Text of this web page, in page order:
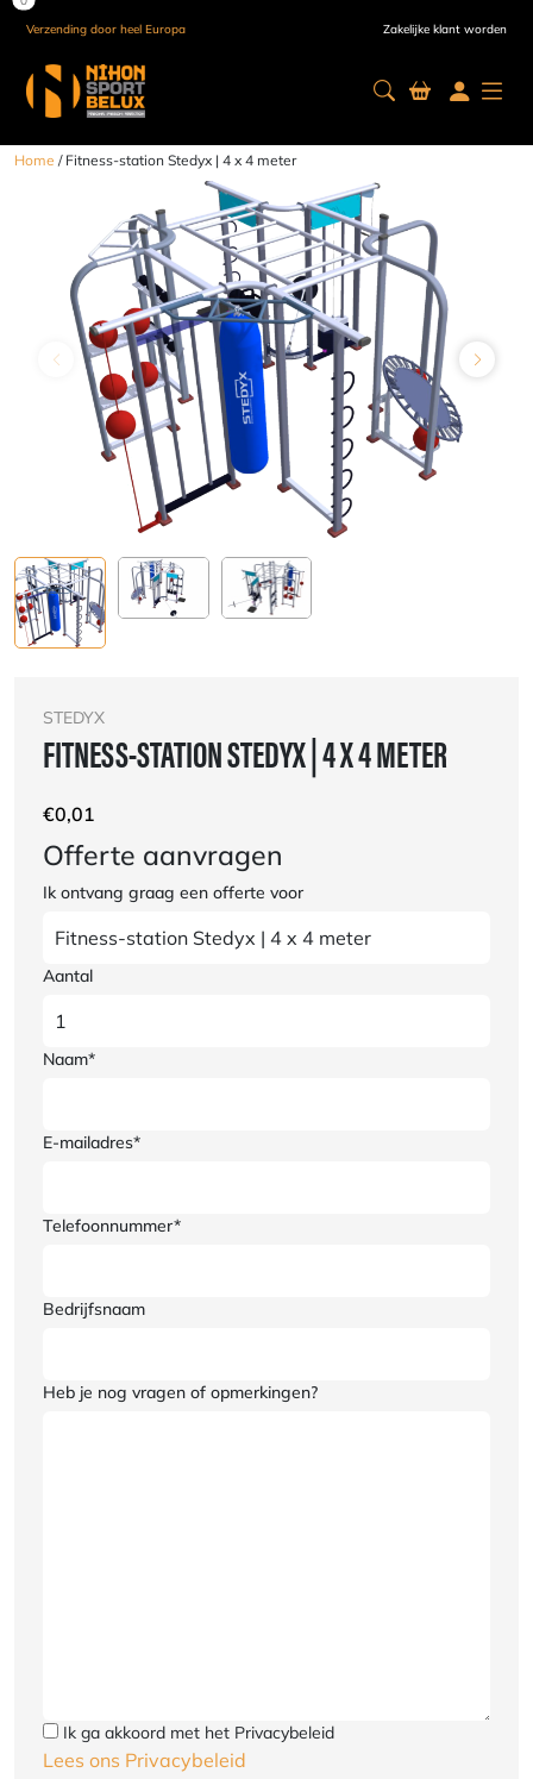
Verzending door heel Europa Zakelijke klant worden
Home / Fitness-station Stedyx | 4 x 4 meter
STEDYX
FITNESS-STATION STEDYX | 4 X 4 METER
€0,01
Offerte aanvragen
Ik ontvang graag een offerte voor
Aantal
Naam*
E-mailadres*
Telefoonnummer*
Bedrijfsnaam
Heb je nog vragen of opmerkingen?
Ik ga akkoord met het Privacybeleid
Lees ons Privacybeleid